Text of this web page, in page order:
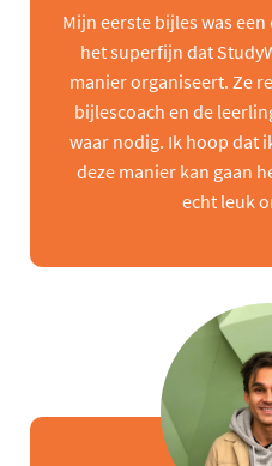
Mijn eerste bijles was
het superfijn dat
manier organiseert. Ze
bijlescoach en de
waar nodig. Ik hoop dat
deze manier kan gaan
echt leuk